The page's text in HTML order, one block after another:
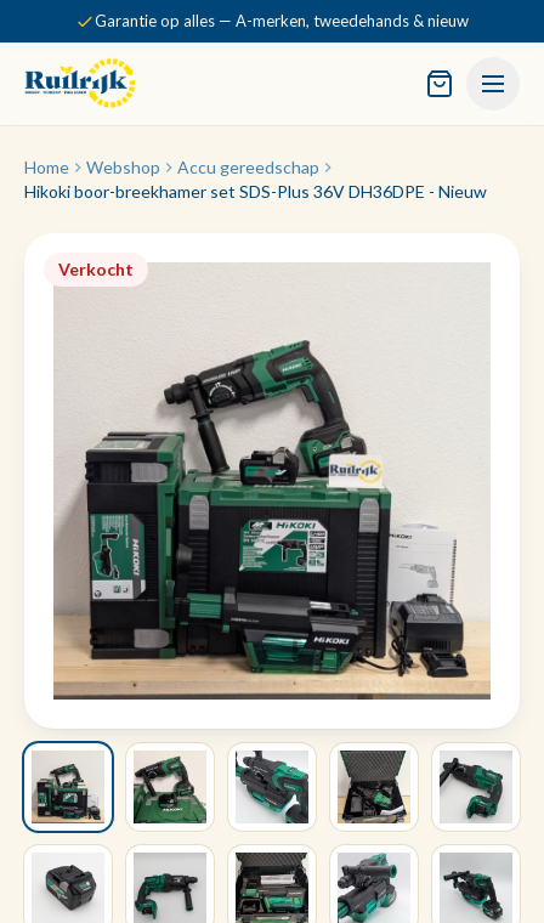
Garantie op alles — A-merken, tweedehands & nieuw
Home Webshop
Accu gereedschap
Hikoki boor-breekhamer set SDS-Plus 36V DH36DPE - Nieuw
Verkocht